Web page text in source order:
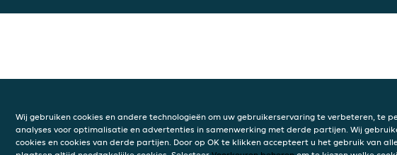
Wij gebruiken cookies en andere technologieën om uw gebruikerservaring te verbeteren, te
analyses voor optimalisatie en advertenties in samenwerking met derde partijen. Wij
cookies en cookies van derde partijen. Door op OK te klikken accepteert u het gebruik van